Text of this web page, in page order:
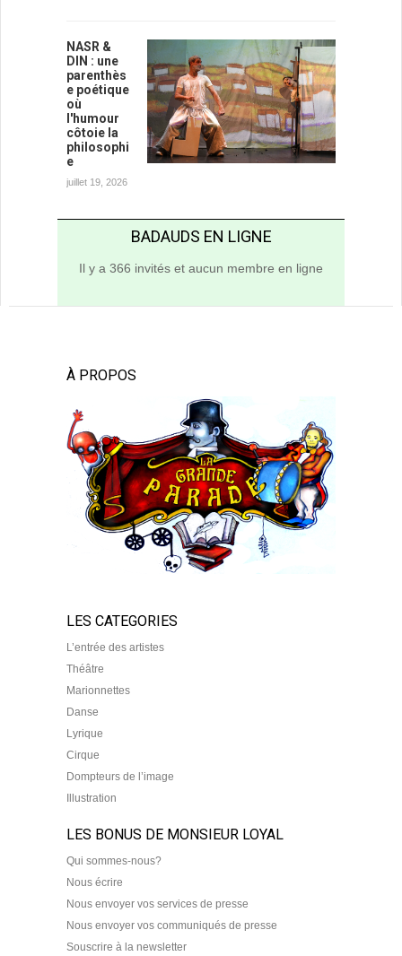
NASR &
DIN : une
parenthès
e poétique
où
l'humour
côtoie la
philosophi
e
juillet 19, 2026
BADAUDS EN LIGNE
Il y a 366 invités et aucun membre en ligne
À PROPOS
LES CATEGORIES
L’entrée des artistes
Théâtre
Marionnettes
Danse
Lyrique
Cirque
Dompteurs de l’image
Illustration
LES BONUS DE MONSIEUR LOYAL
Qui sommes-nous?
Nous écrire
Nous envoyer vos services de presse
Nous envoyer vos communiqués de presse
Souscrire à la newsletter